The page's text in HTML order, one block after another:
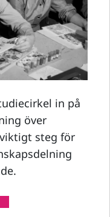
in på
över
steg för